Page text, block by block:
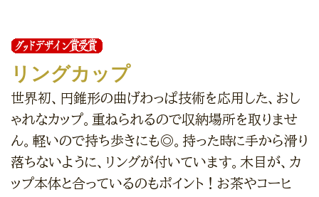
リングカップ
世界初、円錐形の曲げわっぱ技術を応用した、おし
ゃれなカップ。重ねられるので収納場所を取りませ
ん。軽いので持ち歩きにも◎。持った時に手から滑り
落ちないように、リングが付いています。木目が、カ
ップ本体と合っているのもポイント！お茶やコーヒ